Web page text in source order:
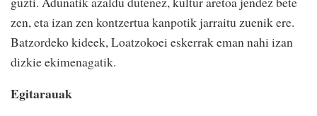
zen, eta izan zen kontzertua kanpotik jarraitu zuenik ere.
Batzordeko kideek, Loatzokoei eskerrak eman nahi izan
dizkie ekimenagatik.
Egitarauak